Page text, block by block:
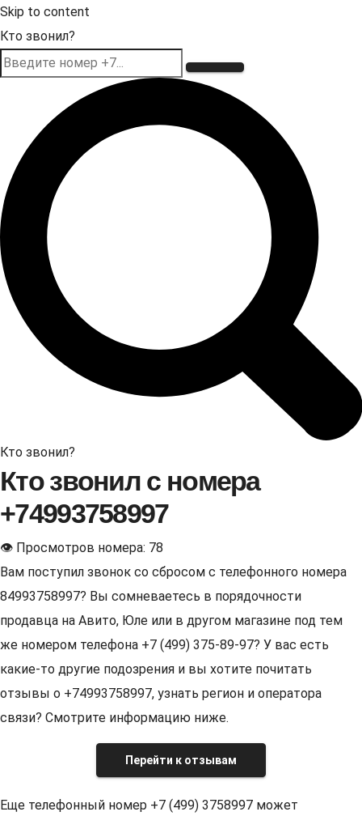
Skip to content
Кто звонил?
Кто звонил?
Кто звонил с номера
+74993758997
👁 Просмотров номера: 78
Вам поступил звонок со сбросом с телефонного номера
84993758997? Вы сомневаетесь в порядочности
продавца на Авито, Юле или в другом магазине под тем
же номером телефона +7 (499) 375-89-97? У вас есть
какие-то другие подозрения и вы хотите почитать
отзывы о +74993758997, узнать регион и оператора
связи? Смотрите информацию ниже.
Перейти к отзывам
Еще телефонный номер +7 (499) 3758997 может